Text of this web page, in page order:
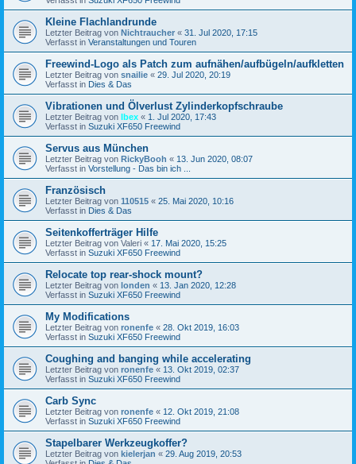
Kleine Flachlandrunde
Letzter Beitrag von Nichtraucher « 31. Jul 2020, 17:15
Verfasst in Veranstaltungen und Touren
Freewind-Logo als Patch zum aufnähen/aufbügeln/aufkletten
Letzter Beitrag von snailie « 29. Jul 2020, 20:19
Verfasst in Dies & Das
Vibrationen und Ölverlust Zylinderkopfschraube
Letzter Beitrag von Ibex « 1. Jul 2020, 17:43
Verfasst in Suzuki XF650 Freewind
Servus aus München
Letzter Beitrag von RickyBooh « 13. Jun 2020, 08:07
Verfasst in Vorstellung - Das bin ich ...
Französisch
Letzter Beitrag von 110515 « 25. Mai 2020, 10:16
Verfasst in Dies & Das
Seitenkofferträger Hilfe
Letzter Beitrag von Valeri « 17. Mai 2020, 15:25
Verfasst in Suzuki XF650 Freewind
Relocate top rear-shock mount?
Letzter Beitrag von londen « 13. Jan 2020, 12:28
Verfasst in Suzuki XF650 Freewind
My Modifications
Letzter Beitrag von ronenfe « 28. Okt 2019, 16:03
Verfasst in Suzuki XF650 Freewind
Coughing and banging while accelerating
Letzter Beitrag von ronenfe « 13. Okt 2019, 02:37
Verfasst in Suzuki XF650 Freewind
Carb Sync
Letzter Beitrag von ronenfe « 12. Okt 2019, 21:08
Verfasst in Suzuki XF650 Freewind
Stapelbarer Werkzeugkoffer?
Letzter Beitrag von kielerjan « 29. Aug 2019, 20:53